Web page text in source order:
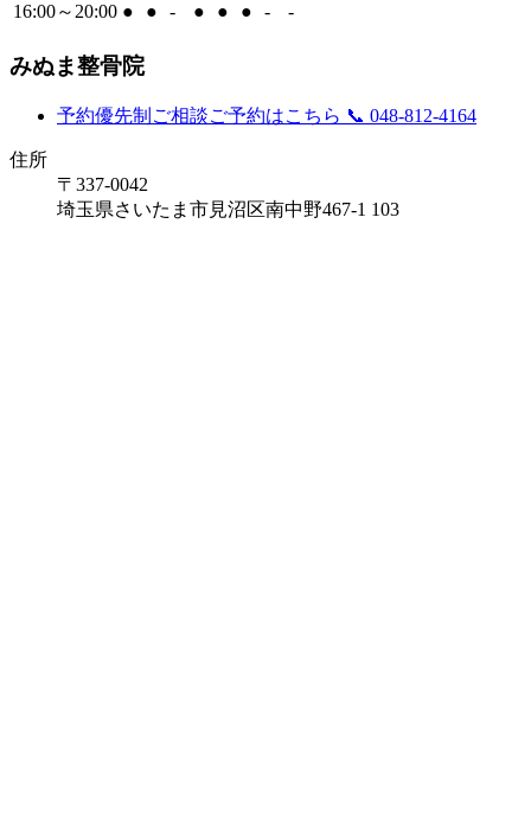
16:00～20:00 ● ● - ● ● ● - -
みぬま整骨院
予約優先制 ご相談ご予約はこちら 📞 048-812-4164
住所
〒337-0042
埼玉県さいたま市見沼区南中野467-1 103